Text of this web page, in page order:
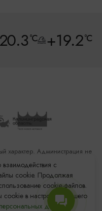
°C +19.2°C
центр
характер. Администрация не
предоставленныхс
cookie. Продолжая
cookie-файлов.
cookie в настройках Вашего
данных.